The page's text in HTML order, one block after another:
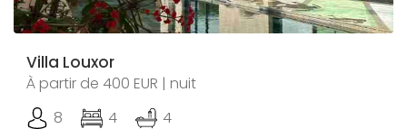
Villa Louxor
À partir de 400 EUR | nuit
8
4 4